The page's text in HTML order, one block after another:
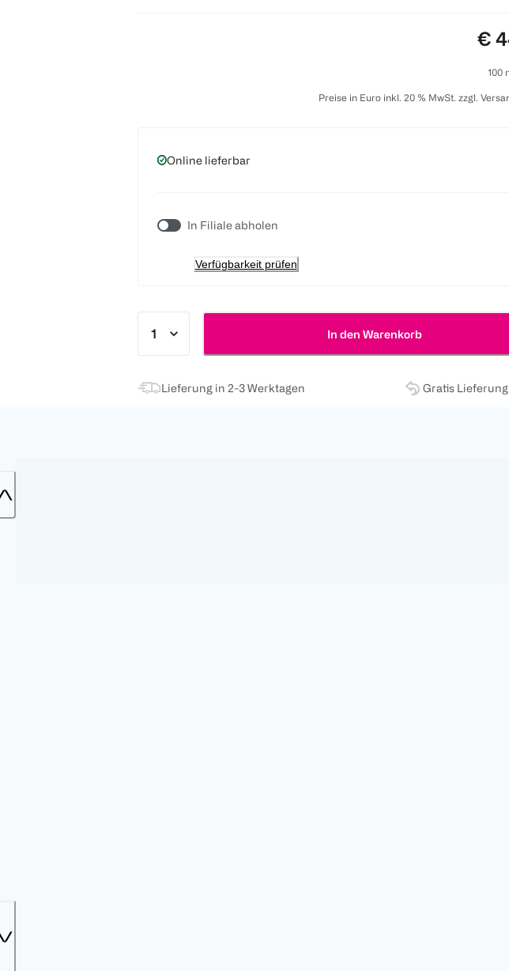
€
100
Preise in Euro inkl. 20 % MwSt. zzgl.
Online lieferbar
In Filiale abholen
Verfügbarkeit prüfen
In den Warenkorb
Lieferung in 2-3 Werktagen Gratis